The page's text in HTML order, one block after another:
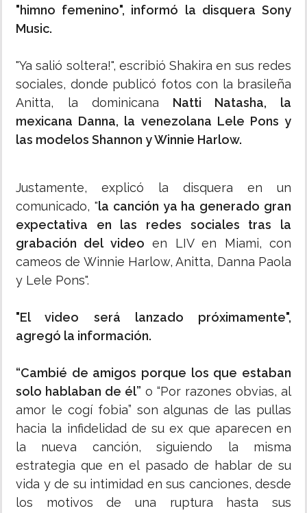
"himno femenino", informó la disquera Sony
Music.
"Ya salió soltera!", escribió Shakira en sus redes
sociales, donde publicó fotos con la brasileña
Anitta, la dominicana Natti Natasha, la
mexicana Danna, la venezolana Lele Pons y
las modelos Shannon y Winnie Harlow.
Justamente, explicó la disquera en un
comunicado, "la canción ya ha generado gran
expectativa en las redes sociales tras la
grabación del video en LIV en Miami, con
cameos de Winnie Harlow, Anitta, Danna Paola
y Lele Pons".
"El video será lanzado próximamente",
agregó la información.
“Cambié de amigos porque los que estaban
solo hablaban de él” o “Por razones obvias, al
amor le cogí fobia” son algunas de las pullas
hacia la infidelidad de su ex que aparecen en
la nueva canción, siguiendo la misma
estrategia que en el pasado de hablar de su
vida y de su intimidad en sus canciones, desde
los motivos de una ruptura hasta sus